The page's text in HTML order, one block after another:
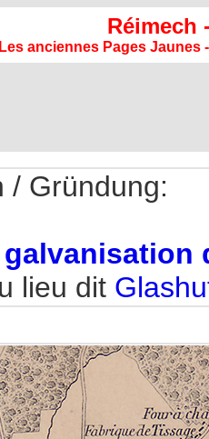
Réimech
anciennes Pages
/ Gründung:
lieu dit